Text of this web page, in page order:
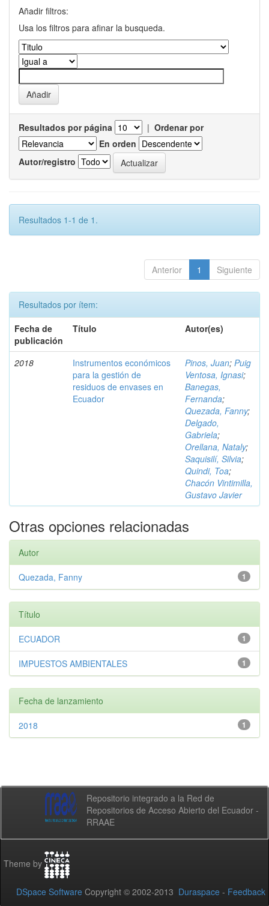
Añadir filtros:
Usa los filtros para afinar la busqueda.
Resultados por página | Ordenar por
En orden
Autor/registro
Resultados 1-1 de 1.
Anterior 1 Siguiente
Resultados por ítem:
Fecha de
publicación
Título Autor(es)
2018
Instrumentos económicos
para la gestión de
residuos de envases en
Ecuador
Pinos, Juan; Puig
Ventosa, Ignasi;
Banegas,
Fernanda;
Quezada, Fanny;
Delgado,
Gabriela;
Orellana, Nataly;
Saquisilí, Silvia;
Quindi, Toa;
Chacón Vintimilla,
Gustavo Javier
Otras opciones relacionadas
Autor
1
Quezada, Fanny
Título
1
ECUADOR
1
IMPUESTOS AMBIENTALES
Fecha de lanzamiento
1
2018
Repositorio integrado a la Red de
Repositorios de Acceso Abierto del Ecuador -
RRAAE
Theme by
DSpace Software Copyright © 2002-2013 Duraspace - Feedback